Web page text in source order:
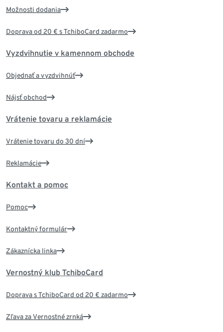
Možnosti dodania
Doprava od 20 € s TchiboCard zadarmo
Vyzdvihnutie v kamennom obchode
Objednať a vyzdvihnúť
Nájsť obchod
Vrátenie tovaru a reklamácie
Vrátenie tovaru do 30 dní
Reklamácie
Kontakt a pomoc
Pomoc
Kontaktný formulár
Zákaznícka linka
Vernostný klub TchiboCard
Doprava s TchiboCard od 20 € zadarmo
Zľava za Vernostné zrnká